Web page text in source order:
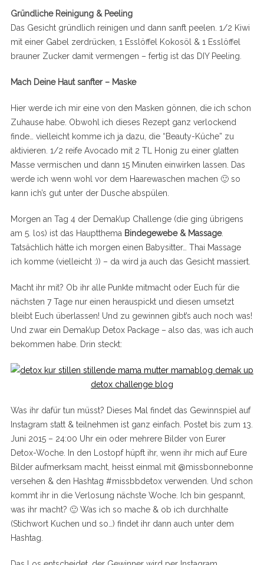
Gründliche Reinigung & Peeling
Das Gesicht gründlich reinigen und dann sanft peelen. 1/2 Kiwi
mit einer Gabel zerdrücken, 1 Esslöffel Kokosöl & 1 Esslöffel
brauner Zucker damit vermengen – fertig ist das DIY Peeling.
Mach Deine Haut sanfter – Maske
Hier werde ich mir eine von den Masken gönnen, die ich schon
Zuhause habe. Obwohl ich dieses Rezept ganz verlockend
finde… vielleicht komme ich ja dazu, die “Beauty-Küche” zu
aktivieren. 1/2 reife Avocado mit 2 TL Honig zu einer glatten
Masse vermischen und dann 15 Minuten einwirken lassen. Das
werde ich wenn wohl vor dem Haarewaschen machen 🙂 so
kann ich’s gut unter der Dusche abspülen.
Morgen an Tag 4 der Demak’up Challenge (die ging übrigens
am 5. los) ist das Hauptthema Bindegewebe & Massage.
Tatsächlich hätte ich morgen einen Babysitter… Thai Massage
ich komme (vielleicht :)) – da wird ja auch das Gesicht massiert.
Macht ihr mit? Ob ihr alle Punkte mitmacht oder Euch für die
nächsten 7 Tage nur einen herauspickt und diesen umsetzt
bleibt Euch überlassen! Und zu gewinnen gibt’s auch noch was!
Und zwar ein Demak’up Detox Package – also das, was ich auch
bekommen habe. Drin steckt:
Was ihr dafür tun müsst? Dieses Mal findet das Gewinnspiel auf
Instagram statt & teilnehmen ist ganz einfach. Postet bis zum 13.
Juni 2015 – 24:00 Uhr ein oder mehrere Bilder von Eurer
Detox-Woche. In den Lostopf hüpft ihr, wenn ihr mich auf Eure
Bilder aufmerksam macht, heisst einmal mit @missbonnebonne
versehen & den Hashtag #missbbdetox verwenden. Und schon
kommt ihr in die Verlosung nächste Woche. Ich bin gespannt,
was ihr macht? 🙂 Was ich so mache & ob ich durchhalte
(Stichwort Kuchen und so…) findet ihr dann auch unter dem
Hashtag.